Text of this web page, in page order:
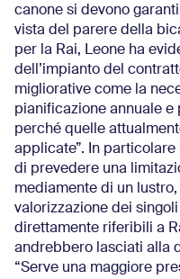
canone si devono
vista del parere della
per la Rai, Leone ha
dell’impianto del
migliorative come la
pianificazione annuale
perché quelle
applicate”. In
di prevedere una
mediamente di un
valorizzazione dei
direttamente riferibili a
andrebbero lasciati alla
“Serve una maggiore